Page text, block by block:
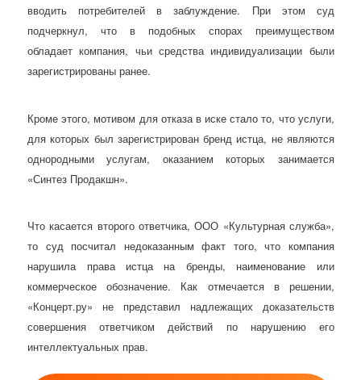
вводить потребителей в заблуждение. При этом суд
подчеркнул, что в подобных спорах преимуществом
обладает компания, чьи средства индивидуализации были
зарегистрированы ранее.
Кроме этого, мотивом для отказа в иске стало то, что услуги,
для которых был зарегистрирован бренд истца, не являются
однородными услугам, оказанием которых занимается
«Синтез Продакшн».
Что касается второго ответчика, ООО «Культурная служба»,
то суд посчитал недоказанным факт того, что компания
нарушила права истца на бренды, наименование или
коммерческое обозначение. Как отмечается в решении,
«Концерт.ру» не представил надлежащих доказательств
совершения ответчиком действий по нарушению его
интеллектуальных прав.